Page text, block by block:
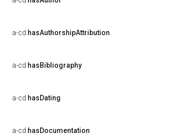
a-cd:hasAuthorshipAttribution
a-cd:hasBibliography
a-cd:hasDating
a-cd:hasDocumentation